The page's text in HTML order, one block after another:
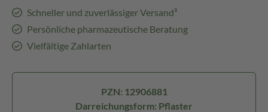
Schneller und zuverlässiger Versand³
Persönliche pharmazeutische Beratung
Vielfältige Zahlarten
PZN: 12906881
Darreichungsform: Pflaster